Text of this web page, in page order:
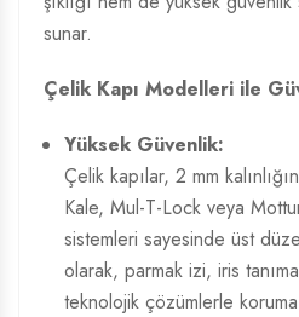
sunar.
Çelik Kapı Modelleri ile
Yüksek Güvenlik:
Çelik kapılar, 2 mm
Kale, Mul-T-Lock veya
sistemleri sayesinde üst
olarak, parmak izi, iris
teknolojik çözümlerle